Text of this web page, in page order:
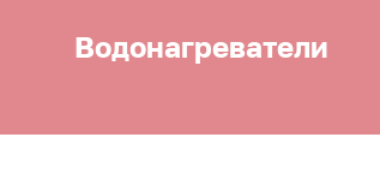
Водонагреватели